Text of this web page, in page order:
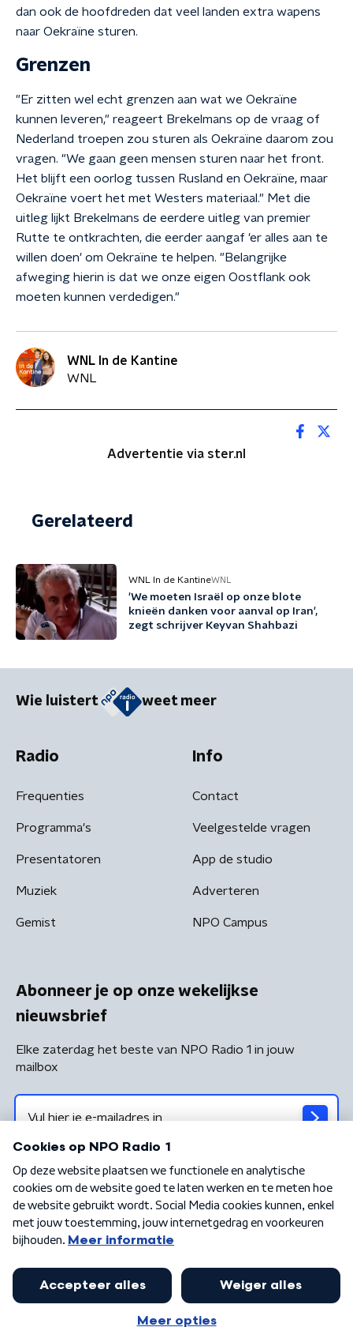
dan ook de hoofdreden dat veel landen extra wapens
naar Oekraïne sturen.
Grenzen
"Er zitten wel echt grenzen aan wat we Oekraïne
kunnen leveren," reageert Brekelmans op de vraag of
Nederland troepen zou sturen als Oekraïne daarom zou
vragen. "We gaan geen mensen sturen naar het front.
Het blijft een oorlog tussen Rusland en Oekraïne, maar
Oekraïne voert het met Westers materiaal." Met die
uitleg lijkt Brekelmans de eerdere uitleg van premier
Rutte te ontkrachten, die eerder aangaf 'er alles aan te
willen doen' om Oekraïne te helpen. "Belangrijke
afweging hierin is dat we onze eigen Oostflank ook
moeten kunnen verdedigen."
WNL In de Kantine
WNL
Advertentie via ster.nl
Gerelateerd
WNL In de KantineWNL
'We moeten Israël op onze blote
knieën danken voor aanval op Iran',
zegt schrijver Keyvan Shahbazi
Wie luistert weet meer
Radio
Frequenties
Programma's
Presentatoren
Muziek
Gemist
Info
Contact
Veelgestelde vragen
App de studio
Adverteren
NPO Campus
Abonneer je op onze wekelijkse
nieuwsbrief
Elke zaterdag het beste van NPO Radio 1 in jouw
mailbox
Algemene voorwaarden